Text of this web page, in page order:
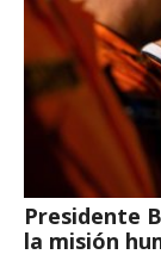
Presidente
la misión